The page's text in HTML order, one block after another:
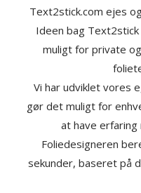
Text2stick.com ejes
Ideen bag
muligt for private
Vi har udviklet vores
gør det muligt for
at have
Foliedesigneren
sekunder, baseret på